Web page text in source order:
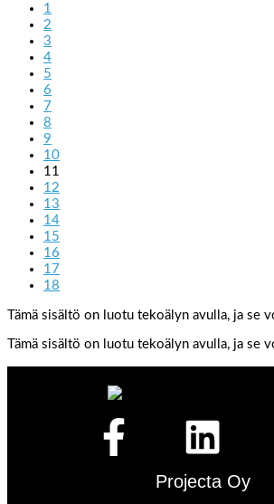
1
2
3
4
5
6
7
8
9
10
11
12
13
14
15
16
17
18
Tämä sisältö on luotu tekoälyn avulla, ja se
Tämä sisältö on luotu tekoälyn avulla, ja se
Projecta Oy